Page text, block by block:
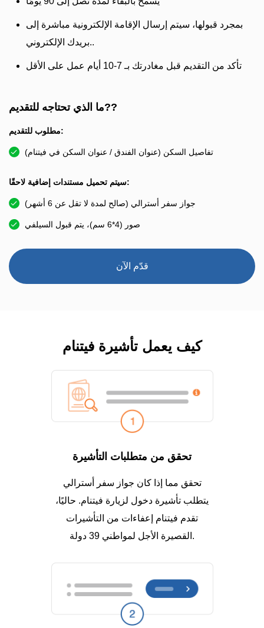
بمجرد قبولها، سيتم إرسال الإقامة الإلكترونية مباشرة إلى
بريدك الإلكتروني..
تأكد من التقديم قبل مغادرتك بـ 7-10 أيام عمل على الأقل
ما الذي تحتاجه للتقديم??
مطلوب للتقديم:
تفاصيل السكن (عنوان الفندق / عنوان السكن في فيتنام)
سيتم تحميل مستندات إضافية لاحقًا:
جواز سفر أسترالي (صالح لمدة لا تقل عن 6 أشهر)
صور (4*6 سم)، يتم قبول السيلفي
قدّم الآن
كيف يعمل تأشيرة فيتنام
تحقق من متطلبات التأشيرة
تحقق مما إذا كان جواز سفر أسترالي
يتطلب تأشيرة دخول لزيارة فيتنام. حاليًا،
تقدم فيتنام إعفاءات من التأشيرات
القصيرة الأجل لمواطني 39 دولة.